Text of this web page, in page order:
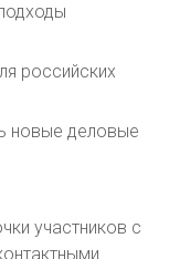
российских
новые деловые
участников с